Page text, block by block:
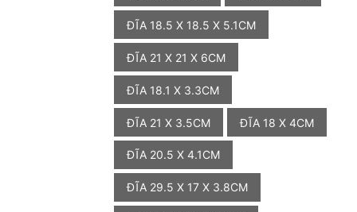
ĐĨA 18.5 X 18.5 X 5.1CM
ĐĨA 21 X 21 X 6CM
ĐĨA 18.1 X 3.3CM
ĐĨA 21 X 3.5CM ĐĨA 18 X 4CM
ĐĨA 20.5 X 4.1CM
ĐĨA 29.5 X 17 X 3.8CM